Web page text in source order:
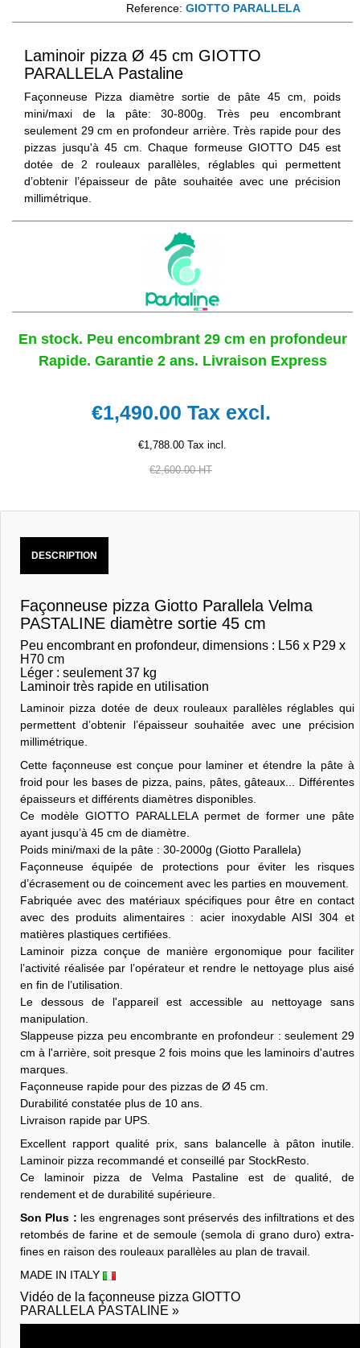
Reference: GIOTTO PARALLELA
Laminoir pizza Ø 45 cm GIOTTO
PARALLELA Pastaline
Façonneuse Pizza diamètre sortie de pâte 45 cm, poids
mini/maxi de la pâte: 30-800g. Très peu encombrant
seulement 29 cm en profondeur arrière. Très rapide pour des
pizzas jusqu'à 45 cm. Chaque formeuse GIOTTO D45 est
dotée de 2 rouleaux parallèles, réglables qui permettent
d’obtenir l’épaisseur de pâte souhaitée avec une précision
millimétrique.
En stock. Peu encombrant 29 cm en profondeur
Rapide. Garantie 2 ans. Livraison Express
€1,490.00 Tax excl.
€1,788.00 Tax incl.
€2,600.00 HT
DESCRIPTION
Façonneuse pizza Giotto Parallela Velma
PASTALINE diamètre sortie 45 cm
Peu encombrant en profondeur, dimensions : L56 x P29 x
H70 cm
Léger : seulement 37 kg
Laminoir très rapide en utilisation
Laminoir pizza dotée de deux rouleaux parallèles réglables qui
permettent d’obtenir l’épaisseur souhaitée avec une précision
millimétrique.
Cette façonneuse est conçue pour laminer et étendre la pâte à
froid pour les bases de pizza, pains, pâtes, gâteaux... Différentes
épaisseurs et différents diamètres disponibles.
Ce modèle GIOTTO PARALLELA permet de former une pâte
ayant jusqu’à 45 cm de diamètre.
Poids mini/maxi de la pâte : 30-2000g (Giotto Parallela)
Façonneuse équipée de protections pour éviter les risques
d’écrasement ou de coincement avec les parties en mouvement.
Fabriquée avec des matériaux spécifiques pour être en contact
avec des produits alimentaires : acier inoxydable AISI 304 et
matières plastiques certifiées.
Laminoir pizza conçue de manière ergonomique pour faciliter
l’activité réalisée par l’opérateur et rendre le nettoyage plus aisé
en fin de l’utilisation.
Le dessous de l'appareil est accessible au nettoyage sans
manipulation.
Slappeuse pizza peu encombrante en profondeur : seulement 29
cm à l'arrière, soit presque 2 fois moins que les laminoirs d'autres
marques.
Façonneuse rapide pour des pizzas de Ø 45 cm.
Durabilité constatée plus de 10 ans.
Livraison rapide par UPS.
Excellent rapport qualité prix, sans balancelle à pâton inutile.
Laminoir pizza recommandé et conseillé par StockResto.
Ce laminoir pizza de Velma Pastaline est de qualité, de
rendement et de durabilité supérieure.
Son Plus : les engrenages sont préservés des infiltrations et des
retombés de farine et de semoule (semola di grano duro) extra-
fines en raison des rouleaux parallèles au plan de travail.
MADE IN ITALY
Vidéo de la façonneuse pizza GIOTTO
PARALLELA PASTALINE »